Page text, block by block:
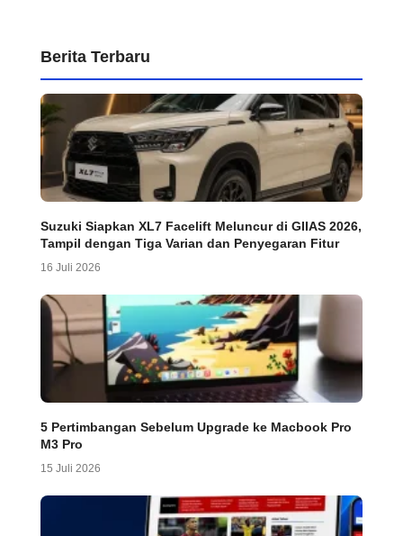
Berita Terbaru
Suzuki Siapkan XL7 Facelift Meluncur di GIIAS 2026,
Tampil dengan Tiga Varian dan Penyegaran Fitur
16 Juli 2026
5 Pertimbangan Sebelum Upgrade ke Macbook Pro
M3 Pro
15 Juli 2026